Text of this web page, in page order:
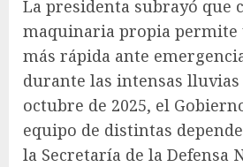
La presidenta subrayó que
maquinaria propia permite
más rápida ante
durante las intensas
octubre de 2025, el
equipo de distintas
la Secretaría de la Defensa